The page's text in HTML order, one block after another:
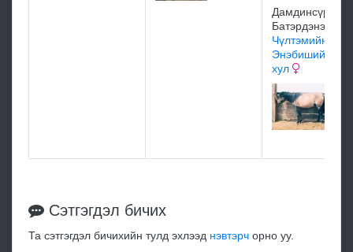
Батэрдэнэ
Чүлтэмийн
Энэбишийн
хул
Сэтгэгдэл бичих
Та сэтгэгдэл бичихийн тулд эхлээд нэвтэрч орно уу.